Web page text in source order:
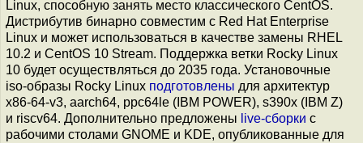
Linux, способную занять место классического CentOS.
Дистрибутив бинарно совместим с Red Hat Enterprise
Linux и может использоваться в качестве замены RHEL
10.2 и CentOS 10 Stream. Поддержка ветки Rocky Linux
10 будет осуществляться до 2035 года. Установочные
iso-образы Rocky Linux подготовлены для архитектур
x86-64-v3, aarch64, ppc64le (IBM POWER), s390x (IBM Z)
и riscv64. Дополнительно предложены live-сборки с
рабочими столами GNOME и KDE, опубликованные для